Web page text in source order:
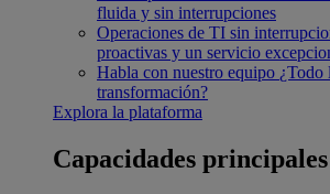
fluida y sin interrupciones
Operaciones de TI sin
proactivas y un servicio
Habla con nuestro equipo ¿Todo
transformación?
Explora la plataforma
Capacidades principales